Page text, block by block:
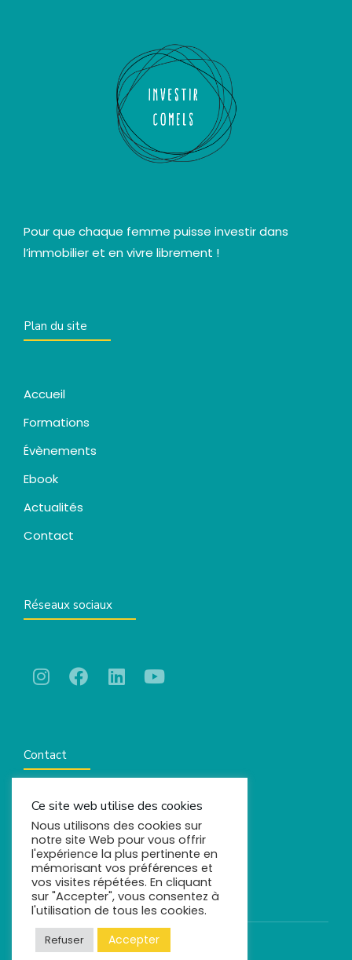
Pour que chaque femme puisse investir dans
l’immobilier et en vivre librement !
Plan du site
Accueil
Formations
Évènements
Ebook
Actualités
Contact
Réseaux sociaux
Contact
contact@comels.fr
Ce site web utilise des cookies
Nous utilisons des cookies sur
notre site Web pour vous offrir
l'expérience la plus pertinente en
mémorisant vos préférences et
vos visites répétées. En cliquant
sur "Accepter", vous consentez à
l'utilisation de tous les cookies.
Refuser Accepter